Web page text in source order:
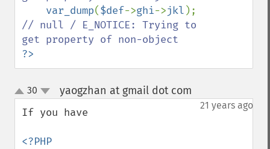
var_dump($def->ghi->jkl
// null / E_NOTICE: Trying to
?>
up
down
30 yaogzhan at gmail dot com
21 years ago
If you have